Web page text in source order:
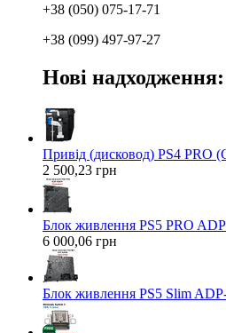
+38 (050) 075-17-71
+38 (099) 497-97-27
Нові надходження:
Привід (дисковод) PS4 PRO
2 500,23 грн
Блок живлення PS5 PRO
6 000,06 грн
Блок живлення PS5 Slim